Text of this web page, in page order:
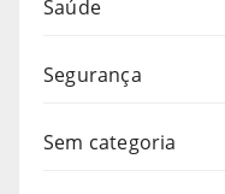
Saúde
Segurança
Sem categoria